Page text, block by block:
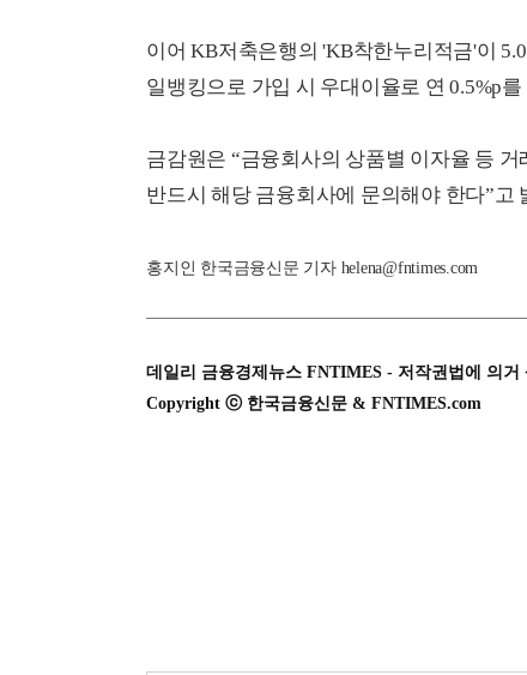
이어 KB저축은행의 'KB착한누리적금'이
일뱅킹으로 가입 시 우대이율로 연 0.5%p
금감원은 “금융회사의 상품별 이자율 등
반드시 해당 금융회사에 문의해야 한다”고
홍지인 한국금융신문 기자 helena@fntimes.com
데일리 금융경제뉴스 FNTIMES - 저작권법에 의거
Copyright ⓒ 한국금융신문 & FNTIMES.com